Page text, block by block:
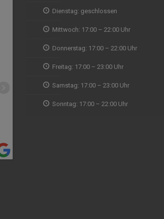
indisches Essen ausprobieren und waren
und Ambiente, Musik. Aufjedenfall zu
empfehlen
WALDEMAR RUDI
Dienstag: geschlossen
Mittwoch: 17:00 – 22:00 Uhr
Donnerstag: 17:00 – 22:00 Uhr
Freitag: 17:00 – 23:00 Uhr
Samstag: 17:00 – 23:00 Uhr
Sonntag: 17:00 – 22:00 Uhr